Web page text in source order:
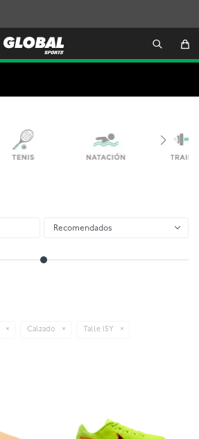
Recomendados
Calzado Talle 15Y